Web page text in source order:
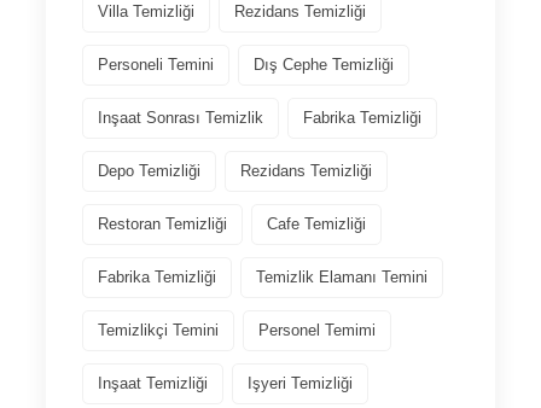
Villa Temizliği Rezidans Temizliği
Personeli Temini Dış Cephe Temizliği
Inşaat Sonrası Temizlik Fabrika Temizliği
Depo Temizliği Rezidans Temizliği
Restoran Temizliği Cafe Temizliği
Fabrika Temizliği Temizlik Elamanı Temini
Temizlikçi Temini Personel Temimi
Inşaat Temizliği Işyeri Temizliği